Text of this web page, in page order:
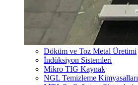
Döküm ve Toz Metal Üretimi
İndüksiyon Sistemleri
Mikro TIG Kaynak
NGL Temizleme Kimyasalları